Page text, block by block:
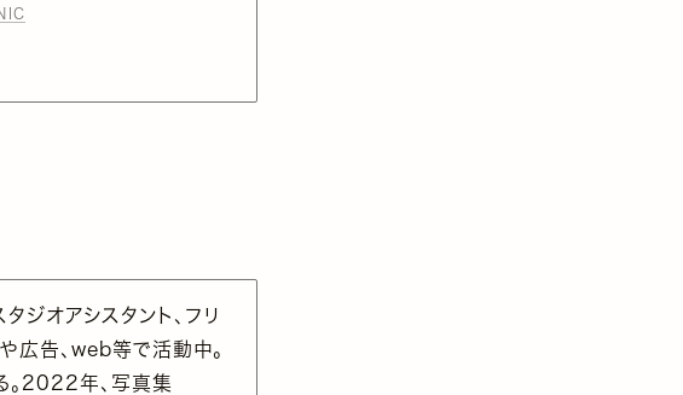
ジオアシスタント、フリ
広告、web等で活動中。
。2022年、写真集